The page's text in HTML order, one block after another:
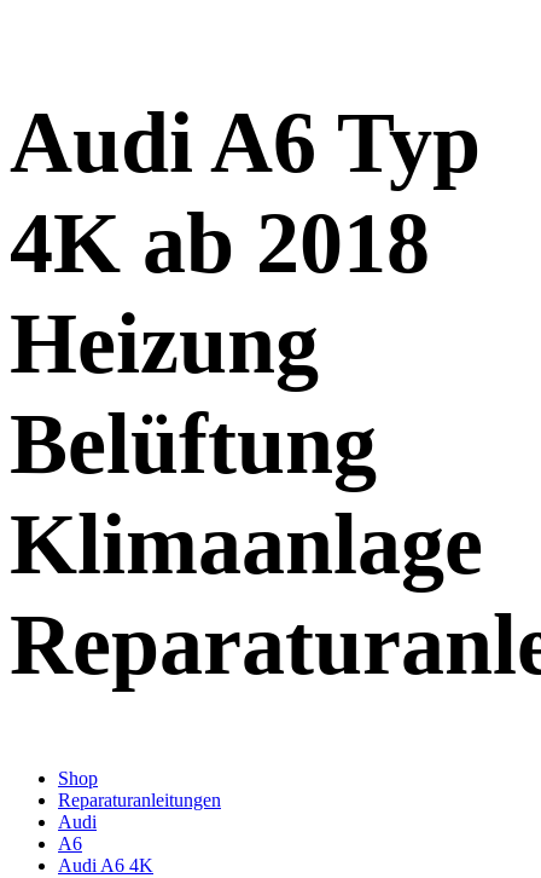
Audi A6 Typ
4K ab 2018
Heizung
Belüftung
Klimaanlage
Shop
Reparaturanleitungen
Audi
A6
Audi A6 4K